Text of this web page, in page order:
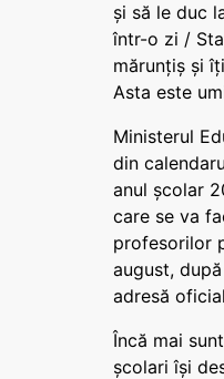
și să le duc
într-o zi /
mărunțiș și
Asta este
Ministerul
din
anul școlar
care se va
profesorilor
august,
adresă
Încă mai
școlari își